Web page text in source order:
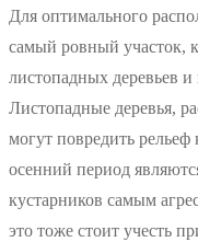
Для оптимального
самый ровный участок,
листопадных деревьев
Листопадные деревья,
могут повредить
осенний период
кустарников самым
это тоже стоит учесть